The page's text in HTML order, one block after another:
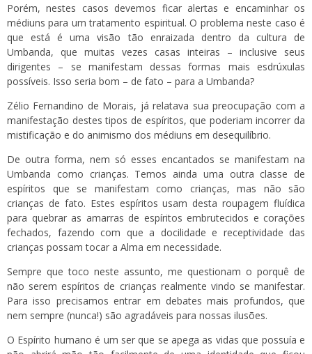
Porém, nestes casos devemos ficar alertas e encaminhar os
médiuns para um tratamento espiritual. O problema neste caso é
que está é uma visão tão enraizada dentro da cultura de
Umbanda, que muitas vezes casas inteiras – inclusive seus
dirigentes – se manifestam dessas formas mais esdrúxulas
possíveis. Isso seria bom – de fato – para a Umbanda?
Zélio Fernandino de Morais, já relatava sua preocupação com a
manifestação destes tipos de espíritos, que poderiam incorrer da
mistificação e do animismo dos médiuns em desequilíbrio.
De outra forma, nem só esses encantados se manifestam na
Umbanda como crianças. Temos ainda uma outra classe de
espíritos que se manifestam como crianças, mas não são
crianças de fato. Estes espíritos usam desta roupagem fluídica
para quebrar as amarras de espíritos embrutecidos e corações
fechados, fazendo com que a docilidade e receptividade das
crianças possam tocar a Alma em necessidade.
Sempre que toco neste assunto, me questionam o porquê de
não serem espíritos de crianças realmente vindo se manifestar.
Para isso precisamos entrar em debates mais profundos, que
nem sempre (nunca!) são agradáveis para nossas ilusões.
O Espírito humano é um ser que se apega as vidas que possuía e